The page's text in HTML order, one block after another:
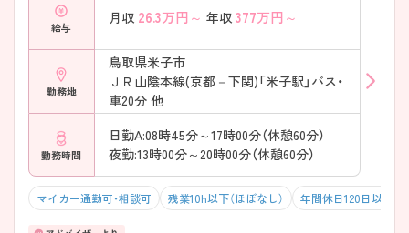
給与
月収 26.3万円～ 年収 377万円～
勤務地
鳥取県米子市
ＪＲ山陰本線(京都－下関)「米子駅」バス・
車20分 他
勤務時間
日勤A:08時45分～17時00分（休憩60分）
夜勤:13時00分～20時00分（休憩60分）
マイカー通勤可・相談可 残業10h以下（ほぼなし） 年間休日120日以上